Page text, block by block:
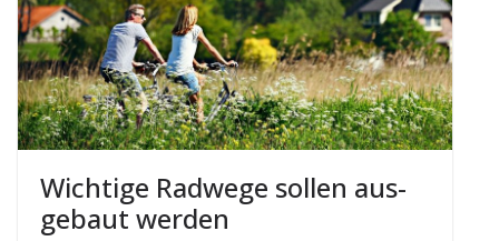
Wich­tige Rad­wege sol­len aus­
ge­baut werden